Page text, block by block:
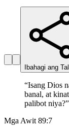
Ibahagi ang
“Isang Dios
banal, at
palibot niya?”
Mga Awit 89:7